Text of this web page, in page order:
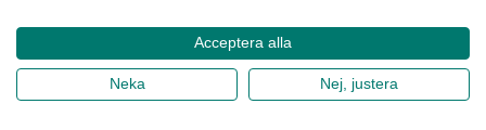
2026©Thuiswinkel.org
Integritetspolicy Cookiepolicy
Acceptera alla
Neka Nej, justera